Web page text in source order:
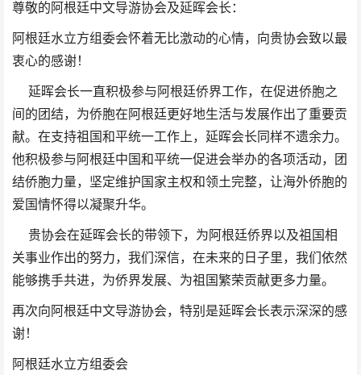
尊敬的阿根廷中文导游协会及延晖会长：
阿根廷水立方组委会怀着无比激动的心情，向贵协会致以最
衷心的感谢！
延晖会长一直积极参与阿根廷侨界工作，在促进侨胞之
间的团结，为侨胞在阿根廷更好地生活与发展作出了重要贡
献。在支持祖国和平统一工作上，延晖会长同样不遗余力。
他积极参与阿根廷中国和平统一促进会举办的各项活动，团
结侨胞力量，坚定维护国家主权和领土完整，让海外侨胞的
爱国情怀得以凝聚升华。
贵协会在延晖会长的带领下，为阿根廷侨界以及祖国相
关事业作出的努力，我们深信，在未来的日子里，我们依然
能够携手共进，为侨界发展、为祖国繁荣贡献更多力量。
再次向阿根廷中文导游协会，特别是延晖会长表示深深的感
谢！
阿根廷水立方组委会